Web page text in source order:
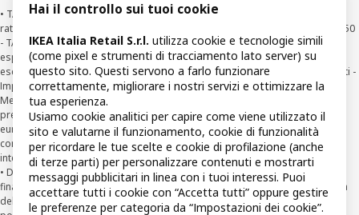
• TASSO ZERO: fino a 24 mesi importo finanziabile da €49 a €15.000. Prima
rata a 30 giorni - Esempio: €500 (importo totale del credito) in 10 rate da € 50
- TAN fisso 0% TAEG 0%. Il TAEG rappresenta il costo totale del credito
espresso in percentuale annua e in certi casi può essere diverso da zero
esclusivamente per effetto di arrotondamento decimale. Tutti i costi azzerati -
Importo totale dovuto €500. Offerta valida dal 08/01/2026 al 31/08/2026.
Messaggio pubblicitario con finalità promozionale. Per le informazioni
precontrattuali richiedere sul punto vendita il documento “Informazioni
europee di base sul credito ai consumatori” (SECCI) e copia del testo
contrattuale. Salvo approvazione della finanziaria per cui IKEA opera come
intermediario del credito non in esclusiva.
• Diritto di Ripensamento (recesso ex art. 125 ter T.U.B.) dal contratto di
finanziamento Agos: il Cliente può recedere dal Contratto entro la scadenza
della prima rata inviando una richiesta scritta di recesso ad Agos a mezzo
Hai il controllo sui tuoi cookie
IKEA Italia Retail S.r.l. utilizza cookie e tecnologie simili
(come pixel e strumenti di tracciamento lato server) su
questo sito. Questi servono a farlo funzionare
correttamente, migliorare i nostri servizi e ottimizzare la
tua esperienza.
Usiamo cookie analitici per capire come viene utilizzato il
sito e valutarne il funzionamento, cookie di funzionalità
per ricordare le tue scelte e cookie di profilazione (anche
di terze parti) per personalizzare contenuti e mostrarti
messaggi pubblicitari in linea con i tuoi interessi. Puoi
accettare tutti i cookie con “Accetta tutti” oppure gestire
le preferenze per categoria da “Impostazioni dei cookie”.